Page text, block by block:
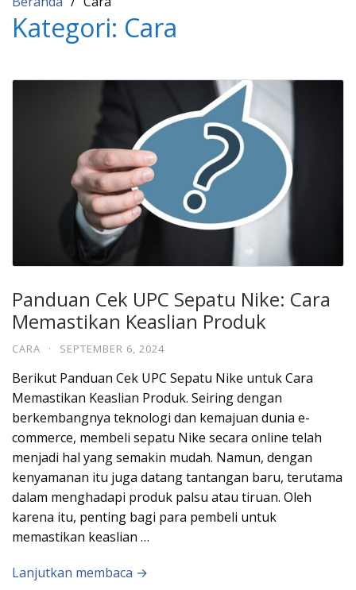
Kategori: Cara
Panduan Cek UPC Sepatu Nike: Cara
Memastikan Keaslian Produk
CARA · SEPTEMBER 6, 2024
Berikut Panduan Cek UPC Sepatu Nike untuk Cara
Memastikan Keaslian Produk. Seiring dengan
berkembangnya teknologi dan kemajuan dunia e-
commerce, membeli sepatu Nike secara online telah
menjadi hal yang semakin mudah. Namun, dengan
kenyamanan itu juga datang tantangan baru, terutama
dalam menghadapi produk palsu atau tiruan. Oleh
karena itu, penting bagi para pembeli untuk
memastikan keaslian …
Lanjutkan membaca →